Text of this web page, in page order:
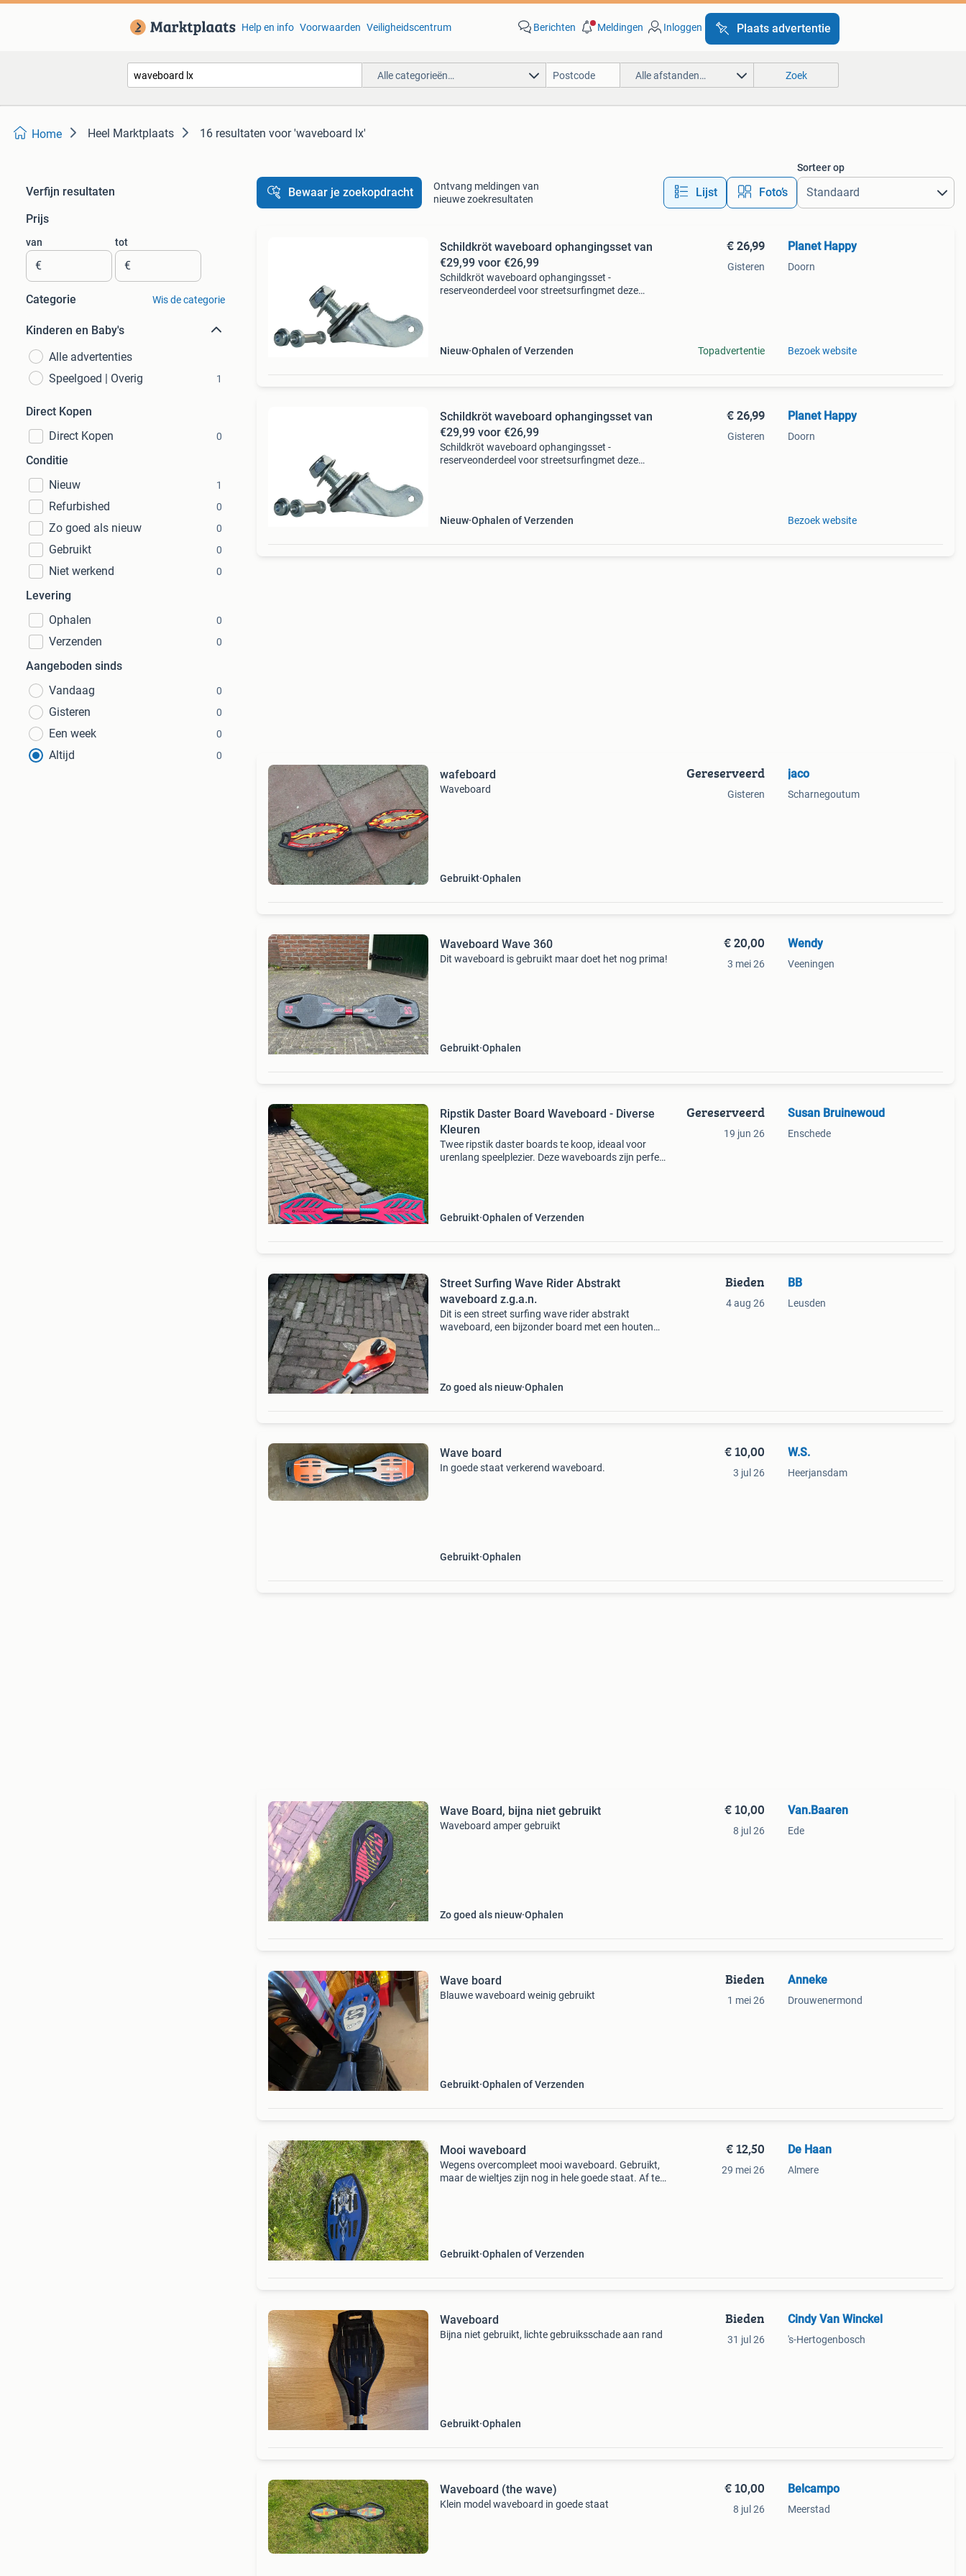
Help en info Voorwaarden Veiligheidscentrum Berichten Meldingen Inloggen Plaats advertentie
Alle categorieën… Alle afstanden… Zoek
Home Heel Marktplaats 16 resultaten voor 'waveboard lx'
Verfijn resultaten
Prijs
van
€
tot
€
Categorie Wis de categorie
Kinderen en Baby's
Alle advertenties
Speelgoed | Overig
1
Direct Kopen
Direct Kopen
0
Conditie
Nieuw
1
Refurbished 0
Zo goed als nieuw 0
Gebruikt 0
Niet werkend 0
Levering
Ophalen
0
Verzenden 0
Aangeboden sinds
Vandaag
0
Gisteren 0
Een week 0
Altijd 0
Bewaar je zoekopdracht
Ontvang meldingen van
nieuwe zoekresultaten
Lijst Foto’s
Sorteer op
Schildkröt waveboard ophangingsset van
€29,99 voor €26,99
Schildkröt waveboard ophangingsset -
reserveonderdeel voor streetsurfingmet deze
Nieuw Ophalen of Verzenden
€ 26,99
Gisteren
Topadvertentie
Planet Happy
Doorn
Bezoek website
Schildkröt waveboard ophangingsset van
€29,99 voor €26,99
Schildkröt waveboard ophangingsset -
reserveonderdeel voor streetsurfingmet deze
Nieuw Ophalen of Verzenden
€ 26,99
Gisteren
Planet Happy
Doorn
Bezoek website
wafeboard
Waveboard
Gebruikt Ophalen
Gereserveerd
Gisteren
jaco
Scharnegoutum
Waveboard Wave 360
Dit waveboard is gebruikt maar doet het nog prima!
Gebruikt Ophalen
€ 20,00
3 mei 26
Wendy
Veeningen
Ripstik Daster Board Waveboard - Diverse
Kleuren
Twee ripstik daster boards te koop, ideaal voor
urenlang speelplezier. Deze waveboards zijn perfect
Gebruikt Ophalen of Verzenden
Gereserveerd
19 jun 26
Susan Bruinewoud
Enschede
Street Surfing Wave Rider Abstrakt
waveboard z.g.a.n.
Dit is een street surfing wave rider abstrakt
waveboard, een bijzonder board met een houten
Zo goed als nieuw Ophalen
Bieden
4 aug 26
BB
Leusden
Wave board
In goede staat verkerend waveboard.
Gebruikt Ophalen
€ 10,00
3 jul 26
W.S.
Heerjansdam
Wave Board, bijna niet gebruikt
Waveboard amper gebruikt
Zo goed als nieuw Ophalen
€ 10,00
8 jul 26
Van.Baaren
Ede
Wave board
Blauwe waveboard weinig gebruikt
Gebruikt Ophalen of Verzenden
Bieden
1 mei 26
Anneke
Drouwenermond
Mooi waveboard
Wegens overcompleet mooi waveboard. Gebruikt,
maar de wieltjes zijn nog in hele goede staat. Af te
Gebruikt Ophalen of Verzenden
€ 12,50
29 mei 26
De Haan
Almere
Waveboard
Bijna niet gebruikt, lichte gebruiksschade aan rand
Gebruikt Ophalen
Bieden
31 jul 26
Cindy Van Winckel
's-Hertogenbosch
Waveboard (the wave)
Klein model waveboard in goede staat
€ 10,00
8 jul 26
Belcampo
Meerstad